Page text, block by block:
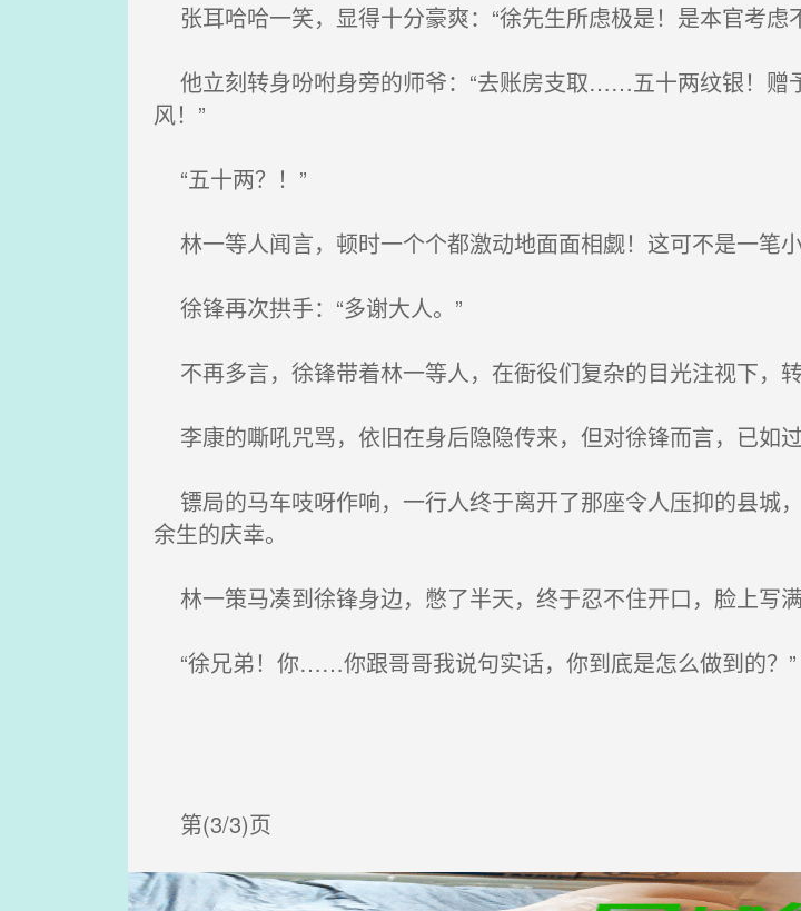
张耳哈哈一笑，显得十分豪爽：“徐先生所虑极是！是本官考
他立刻转身吩咐身旁的师爷：“去账房支取……五十两纹银！赠
风！”
“五十两？！”
林一等人闻言，顿时一个个都激动地面面相觑！这可不是一笔
徐锋再次拱手：“多谢大人。”
不再多言，徐锋带着林一等人，在衙役们复杂的目光注视下，
李康的嘶吼咒骂，依旧在身后隐隐传来，但对徐锋而言，已如过
镖局的马车吱呀作响，一行人终于离开了那座令人压抑的县城
余生的庆幸。
林一策马凑到徐锋身边，憋了半天，终于忍不住开口，脸上写满
“徐兄弟！你……你跟哥哥我说句实话，你到底是怎么做到的？”
第(3/3)页